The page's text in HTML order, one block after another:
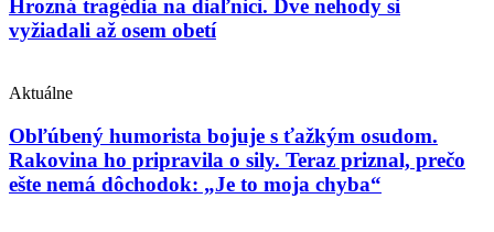
Hrozná tragédia na diaľnici. Dve nehody si
vyžiadali až osem obetí
Aktuálne
Obľúbený humorista bojuje s ťažkým osudom.
Rakovina ho pripravila o sily. Teraz priznal, prečo
ešte nemá dôchodok: „Je to moja chyba“